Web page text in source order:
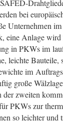
bei
Unternehmen
eine Anlage
in PKWs im
leichte Bauteile,
im
große
der zweiten
PKWs zur
so leichter und